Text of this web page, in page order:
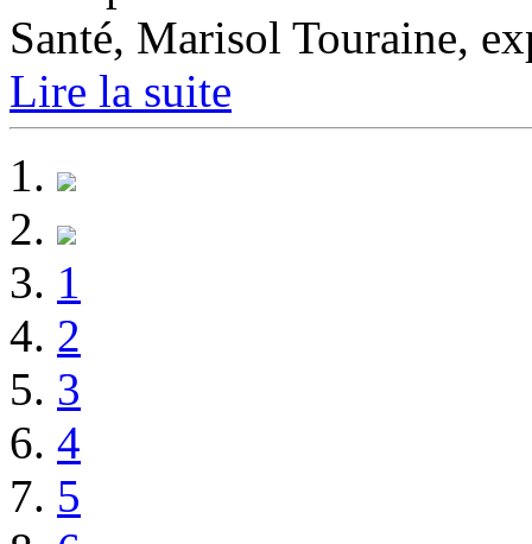
Santé, Marisol Touraine,
Lire la suite
1
2
3
4
5